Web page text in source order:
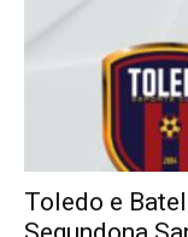
Toledo e